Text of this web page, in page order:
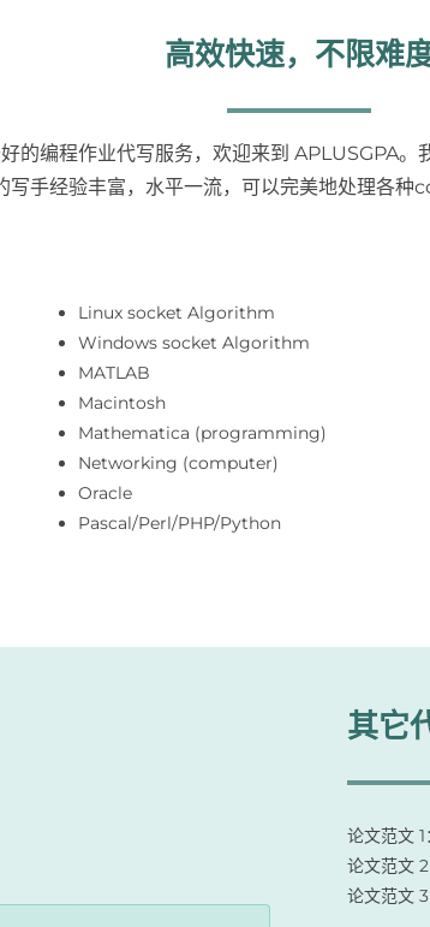
高效快速，不限难
的编程作业代写服务，欢迎来到 APLUSGPA。
写手经验丰富，水平一流，可以完美地处理各
Linux socket Algorithm
Windows socket Algorithm
MATLAB
Macintosh
Mathematica (programming)
Networking (computer)
Oracle
Pascal/Perl/PHP/Python
其它
论文范文 1：
论文范文 2
论文范文 3